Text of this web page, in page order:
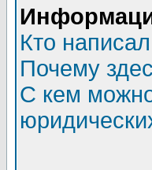
Кто
Почему
С кем можно